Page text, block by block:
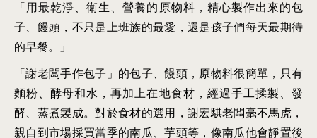
「用最乾淨、衛生、營養的原物料，精心製作出來的包
子、饅頭，不只是上班族的最愛，還是孩子們每天最期待
的早餐。」
「謝老闆手作包子」的包子、饅頭，原物料很簡單，只有
麵粉、酵母和水，再加上在地食材，經過手工揉製、發
酵、蒸煮製成。對於食材的選用，謝宏騏老闆毫不馬虎，
親自到市場採買當季的南瓜、芋頭等，像南瓜他會靜置後